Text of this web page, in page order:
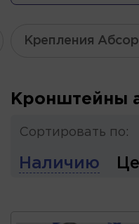
Крепления
Кронштейны
Сортировать по:
Наличию